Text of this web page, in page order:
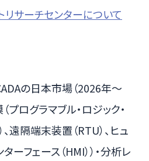
リサーチセンターについて
の日本市場（2026年～
プログラマブル・ロジック・
、遠隔端末装置（RTU）、ヒュ
ーフェース（HMI））・分析レ